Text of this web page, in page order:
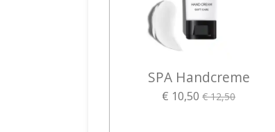
SPA Handcreme
€ 10,50 € 12,50